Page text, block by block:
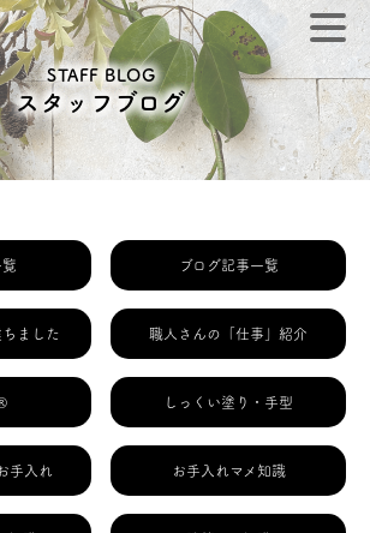
STAFF BLOG
スタッフブログ
ブログ記事一覧
ました 職人さんの「仕事」紹介
しっくい塗り・手型
手入れ お手入れマメ知識